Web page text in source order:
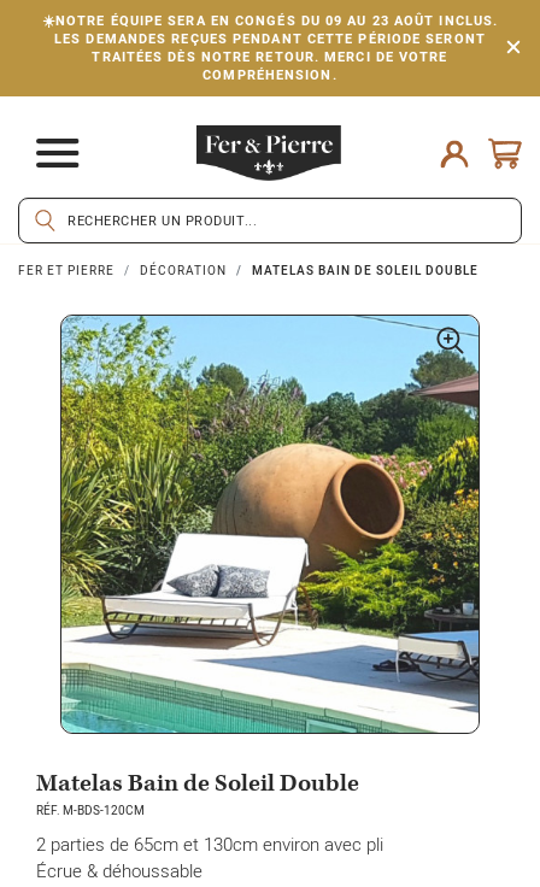
☀️NOTRE ÉQUIPE SERA EN CONGÉS DU 09 AU 23 AOÛT INCLUS.
LES DEMANDES REÇUES PENDANT CETTE PÉRIODE SERONT
TRAITÉES DÈS NOTRE RETOUR. MERCI DE VOTRE
COMPRÉHENSION.
FER ET PIERRE DÉCORATION MATELAS BAIN DE SOLEIL DOUBLE
Matelas Bain de Soleil Double
RÉF. M-BDS-120CM
2 parties de 65cm et 130cm environ avec pli
Écrue & déhoussable